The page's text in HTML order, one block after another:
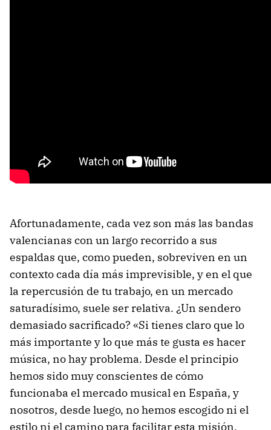
Afortunadamente, cada vez son más las bandas
valencianas con un largo recorrido a sus
espaldas que, como pueden, sobreviven en un
contexto cada día más imprevisible, y en el que
la repercusión de tu trabajo, en un mercado
saturadísimo, suele ser relativa. ¿Un sendero
demasiado sacrificado? «Si tienes claro que lo
más importante y lo que más te gusta es hacer
música, no hay problema. Desde el principio
hemos sido muy conscientes de cómo
funcionaba el mercado musical en España, y
nosotros, desde luego, no hemos escogido ni el
estilo ni el camino para facilitar esta misión.